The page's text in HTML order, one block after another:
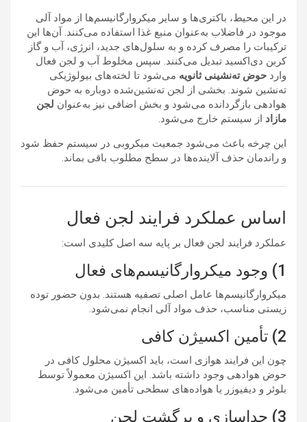
در این محیط، باکتری‌ها و سایر میکروارگانیسم‌ها از مواد آلی
موجود در فاضلاب به‌عنوان منبع غذا استفاده می‌کنند. آن‌ها این
ترکیبات را مصرف کرده و به سلول‌های جدید، انرژی، آب و گاز
کربن دی‌اکسید تبدیل می‌کنند. سپس مخلوط آب و لجن فعال
وارد حوض ته‌نشینی ثانویه می‌شود تا لخته‌های بیولوژیکی
ته‌نشین شوند. بخشی از لجن ته‌نشین‌شده دوباره به حوض
هوادهی بازگردانده می‌شود و بخش اضافی نیز به‌عنوان لجن
مازاد از سیستم خارج می‌شود.
این چرخه باعث می‌شود جمعیت میکروبی در سیستم حفظ شود
و راندمان حذف آلاینده‌ها در سطح مطلوب باقی بماند.
اساس عملکرد فرایند لجن فعال
عملکرد فرایند لجن فعال بر پایه سه اصل کلیدی است:
1) وجود میکروارگانیسم‌های فعال
میکروارگانیسم‌ها عامل اصلی تصفیه هستند. بدون حضور توده
زیستی مناسب، حذف مواد آلی انجام نمی‌شود.
2) تأمین اکسیژن کافی
چون این فرایند هوازی است، باید اکسیژن محلول کافی در
حوض هوادهی وجود داشته باشد. این اکسیژن معمولاً توسط
بلوئر و دیفیوزر یا هواده‌های سطحی تأمین می‌شود.
3) جداسازی و برگشت لجن